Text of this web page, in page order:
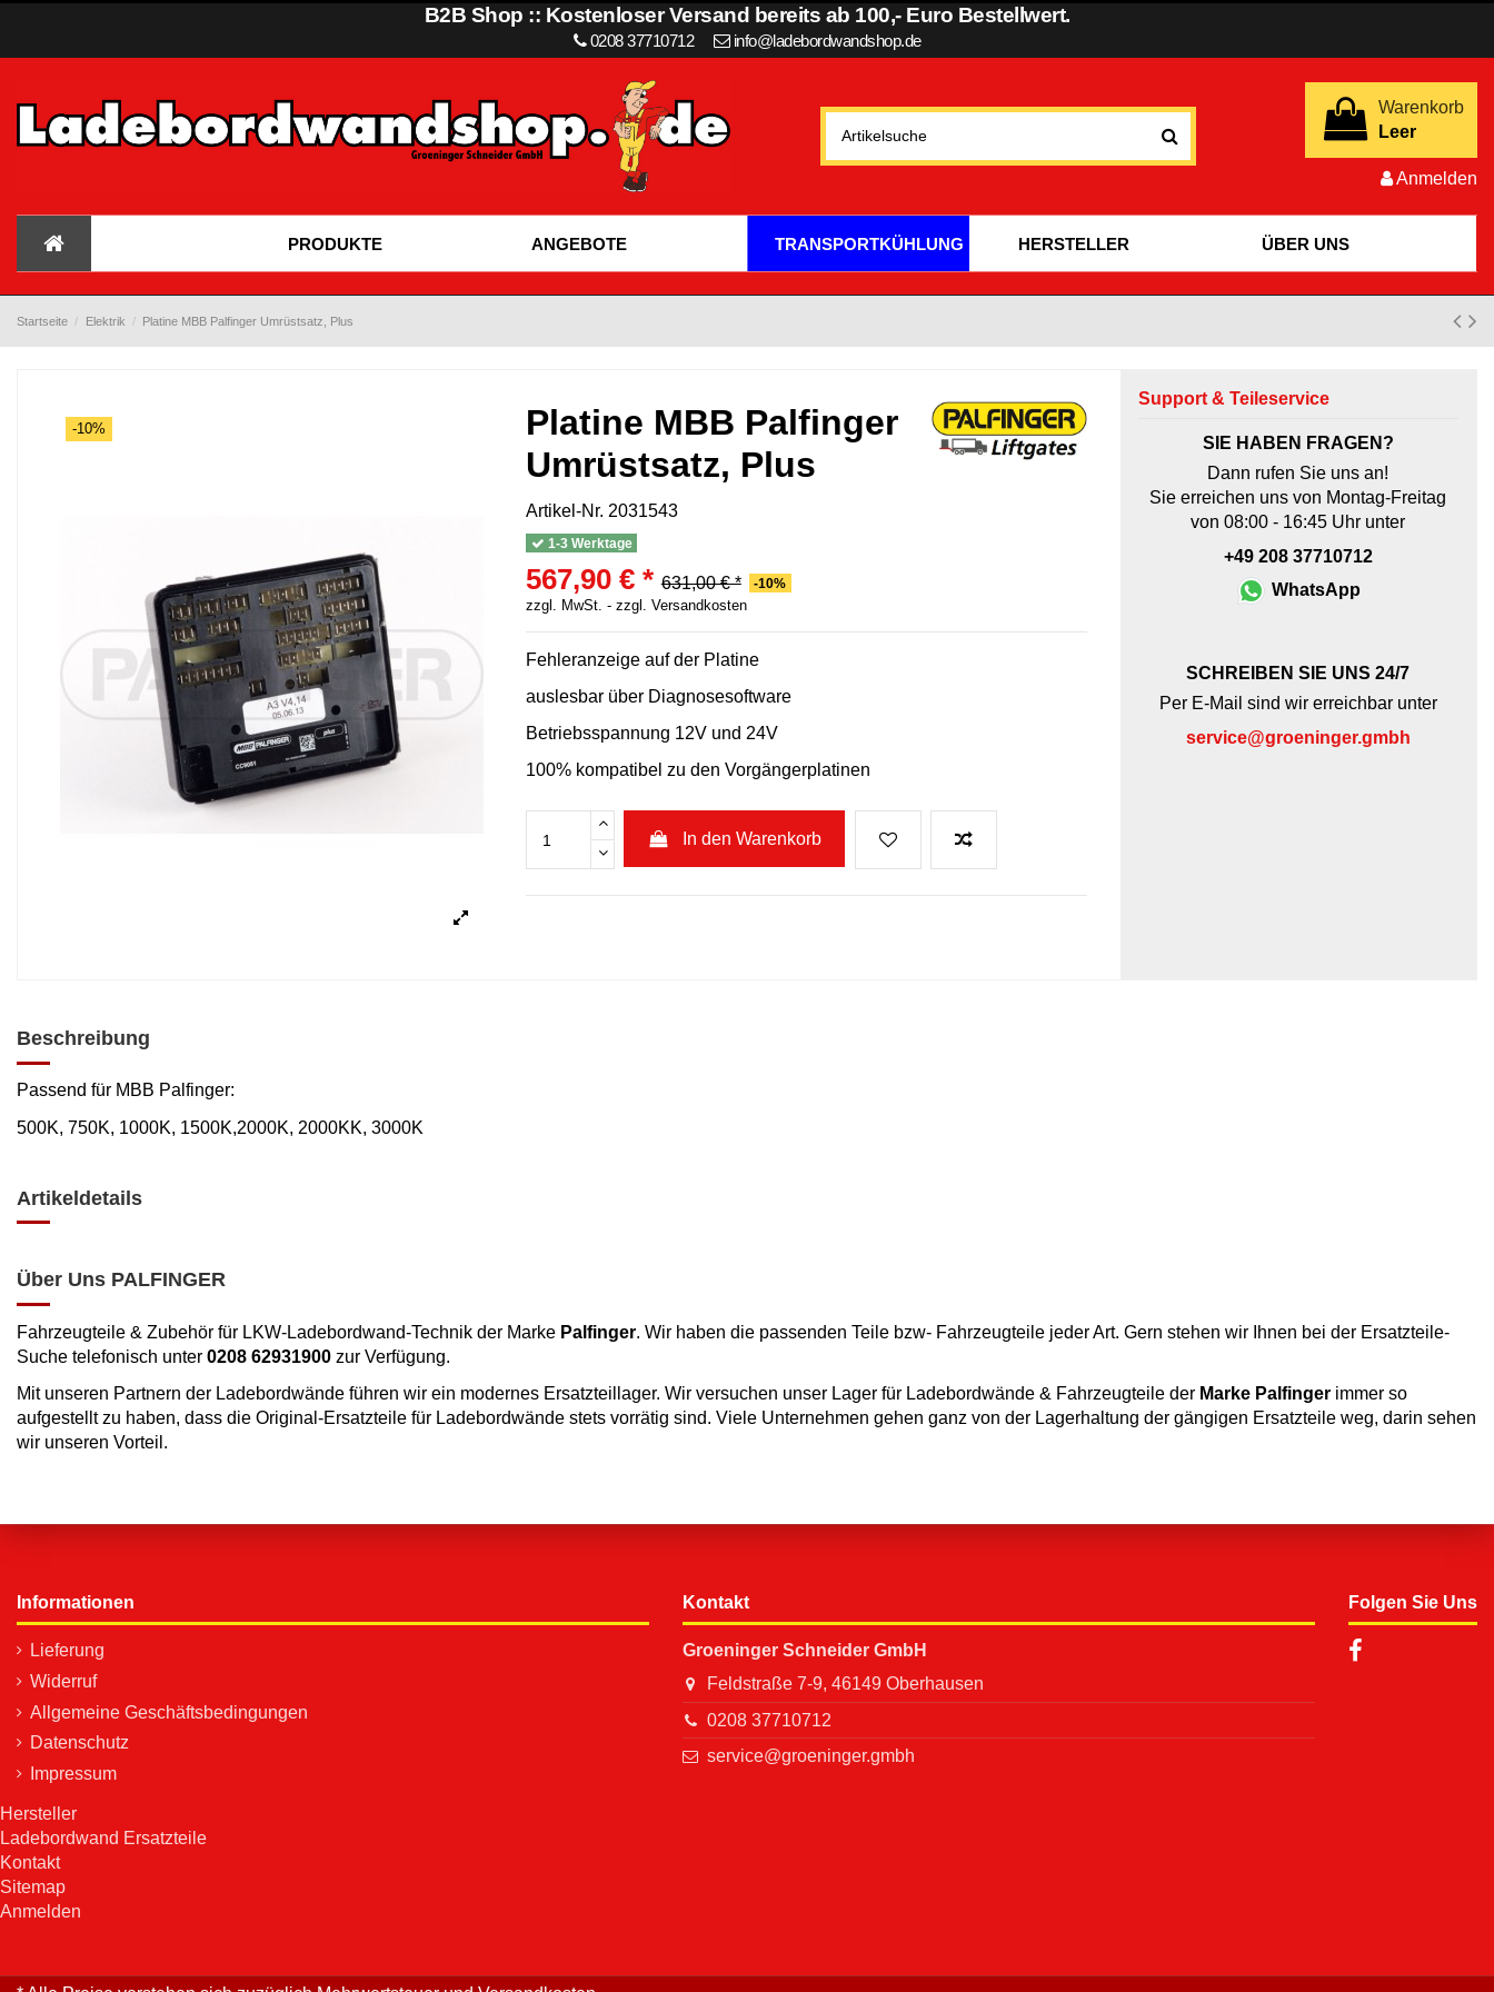
B2B Shop :: Kostenloser Versand bereits ab 100,- Euro Bestellwert.
0208 37710712 info@ladebordwandshop.de
Warenkorb
Leer
Anmelden
PRODUKTE ANGEBOTE TRANSPORTKÜHLUNG HERSTELLER ÜBER UNS
Startseite Elektrik Platine MBB Palfinger Umrüstsatz, Plus
-10%
Platine MBB Palfinger
Umrüstsatz, Plus
Artikel-Nr. 2031543
1-3 Werktage
567,90 € * 631,00 € * -10%
zzgl. MwSt. - zzgl. Versandkosten
Fehleranzeige auf der Platine
auslesbar über Diagnosesoftware
Betriebsspannung 12V und 24V
100% kompatibel zu den Vorgängerplatinen
In den Warenkorb
Support & Teileservice
SIE HABEN FRAGEN?
Dann rufen Sie uns an!
Sie erreichen uns von Montag-Freitag
von 08:00 - 16:45 Uhr unter
+49 208 37710712
WhatsApp
SCHREIBEN SIE UNS 24/7
Per E-Mail sind wir erreichbar unter
service@groeninger.gmbh
Beschreibung
Passend für MBB Palfinger:
500K, 750K, 1000K, 1500K,2000K, 2000KK, 3000K
Artikeldetails
Über Uns PALFINGER
Fahrzeugteile & Zubehör für LKW-Ladebordwand-Technik der Marke Palfinger. Wir haben die passenden Teile bzw- Fahrzeugteile jeder Art. Gern stehen wir Ihnen bei der Ersatzteile-
Suche telefonisch unter 0208 62931900 zur Verfügung.
Mit unseren Partnern der Ladebordwände führen wir ein modernes Ersatzteillager. Wir versuchen unser Lager für Ladebordwände & Fahrzeugteile der Marke Palfinger immer so
aufgestellt zu haben, dass die Original-Ersatzteile für Ladebordwände stets vorrätig sind. Viele Unternehmen gehen ganz von der Lagerhaltung der gängigen Ersatzteile weg, darin sehen
wir unseren Vorteil.
Informationen
Lieferung
Widerruf
Allgemeine Geschäftsbedingungen
Datenschutz
Impressum
Kontakt
Groeninger Schneider GmbH
Feldstraße 7-9, 46149 Oberhausen
0208 37710712
service@groeninger.gmbh
Folgen Sie Uns
Hersteller
Ladebordwand Ersatzteile
Kontakt
Sitemap
Anmelden